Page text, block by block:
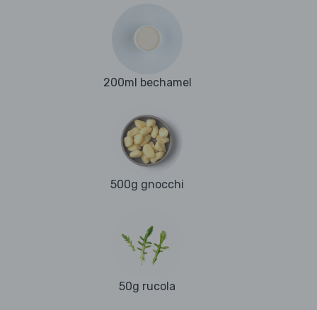
200ml bechamel
500g gnocchi
50g rucola